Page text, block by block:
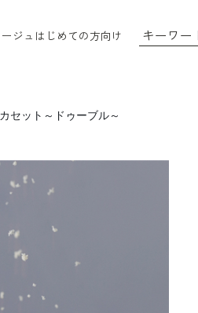
ジュ はじめての方向け
セット～ドゥーブル～